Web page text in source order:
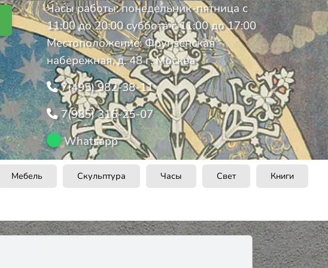
Часы работы: понедельник-пятница с
11:00 до 20:00 суббота с 11:00 до 17:00
Местоположение: Фрунзенская
набережная, д. 48 г. Москва
7(495) 982-38-11
7(985) 316-25-07
Whatsapp
Мебель Скульптура Часы Свет Книги